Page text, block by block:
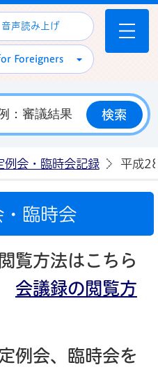
珂市議会ホームページ
音声読み上げ
Foreigners
例会・臨時会記録 平成
臨時会
覧方法はこちら
会議録の閲覧方
例会、臨時会を